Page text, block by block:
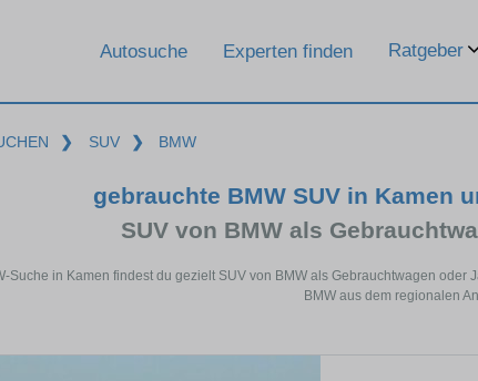
Autosuche Experten finden Ratgeber
❯ SUV ❯ BMW
gebrauchte BMW SUV in Kamen
SUV von BMW als
Suche in Kamen findest du gezielt SUV von BMW als Gebrauchtwagen
BMW aus dem regionalen